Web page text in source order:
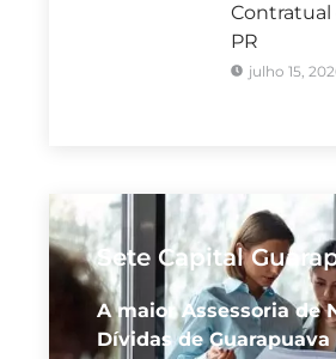
Contratual
PR
julho 15,
Sete Capital
A maior Assessoria de
Dívidas de Guarapuava